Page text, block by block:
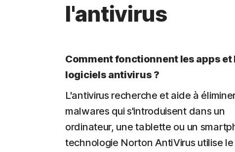
l'antivirus
Comment fonctionnent les apps et
logiciels antivirus ?
L'antivirus recherche et aide à
malwares qui s'introduisent dans un
ordinateur, une tablette ou un
technologie Norton AntiVirus utilise le